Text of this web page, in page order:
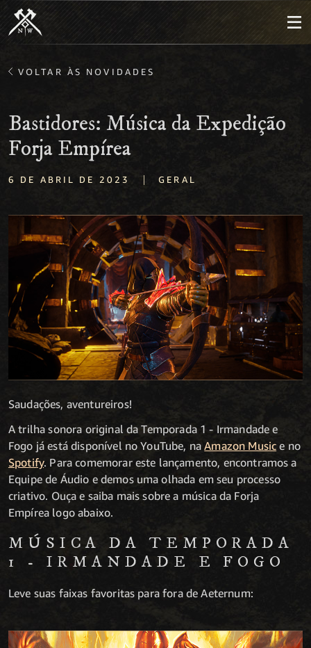
VOLTAR ÀS NOVIDADES
Bastidores: Música da Expedição
Forja Empírea
6 DE ABRIL DE 2023 | GERAL
Saudações, aventureiros!
A trilha sonora original da Temporada 1 - Irmandade e
Fogo já está disponível no YouTube, naAmazon Music e no
Spotify. Para comemorar este lançamento, encontramos a
Equipe de Áudio e demos uma olhada em seu processo
criativo. Ouça e saiba mais sobre a música da Forja
Empírea logo abaixo.
MÚSICA DA TEMPORADA
1 - IRMANDADE E FOGO
Leve suas faixas favoritas para fora de Aeternum: